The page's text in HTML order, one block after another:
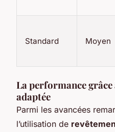
Standard Moyen
La performance
adaptée
Parmi les avancées
l’utilisation de